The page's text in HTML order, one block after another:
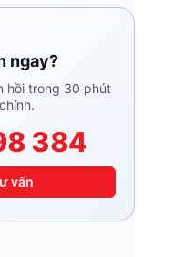
ngay?
hồi trong 30 phút
384
vấn